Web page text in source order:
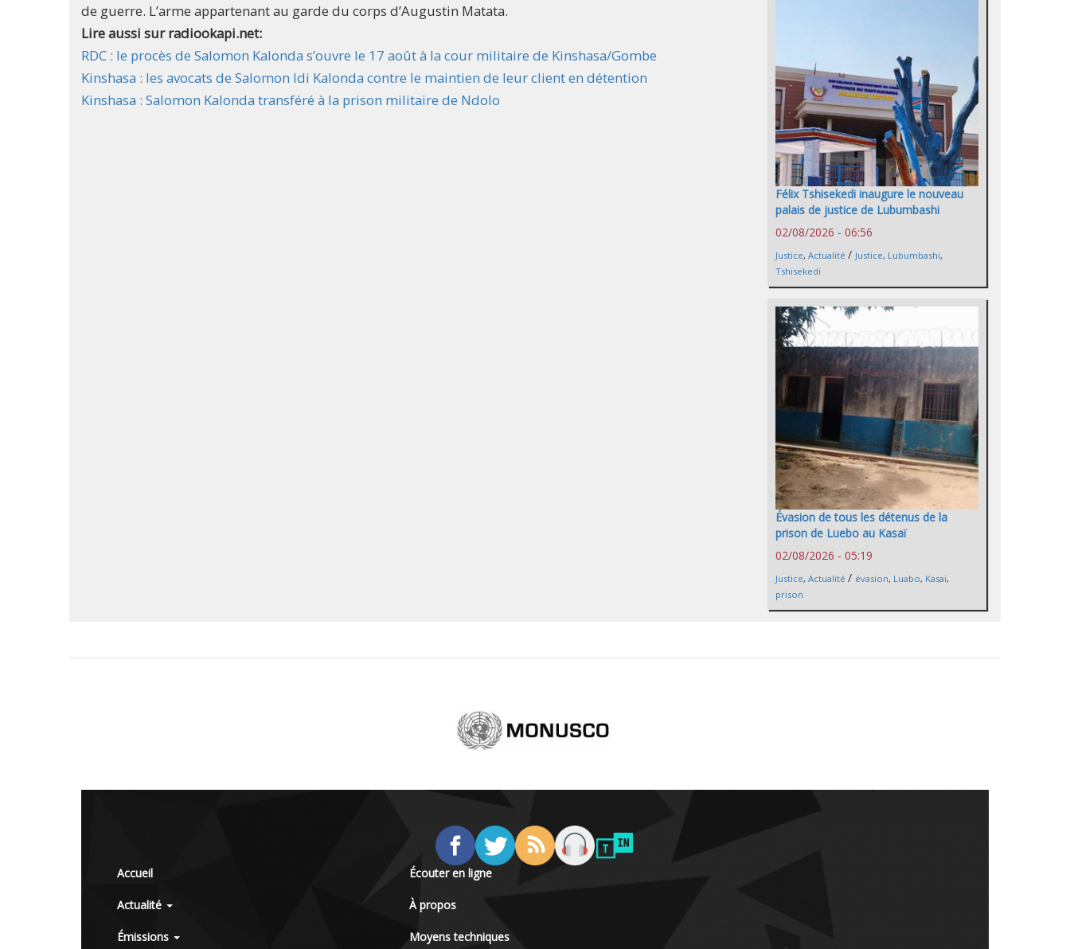
de guerre. L’arme appartenant au garde du corps d’Augustin Matata.
Lire aussi sur radiookapi.net:
RDC : le procès de Salomon Kalonda s’ouvre le 17 août à la cour militaire de Kinshasa/Gombe
Kinshasa : les avocats de Salomon Idi Kalonda contre le maintien de leur client en détention
Kinshasa : Salomon Kalonda transféré à la prison militaire de Ndolo
Félix Tshisekedi inaugure le nouveau
palais de justice de Lubumbashi
02/08/2026 - 06:56
Justice, Actualité / Justice, Lubumbashi,
Tshisekedi
Évasion de tous les détenus de la
prison de Luebo au Kasaï
02/08/2026 - 05:19
Justice, Actualité / évasion, Luabo, Kasaï,
prison
Accueil
Actualité
Émissions
Écouter en ligne
À propos
Moyens techniques